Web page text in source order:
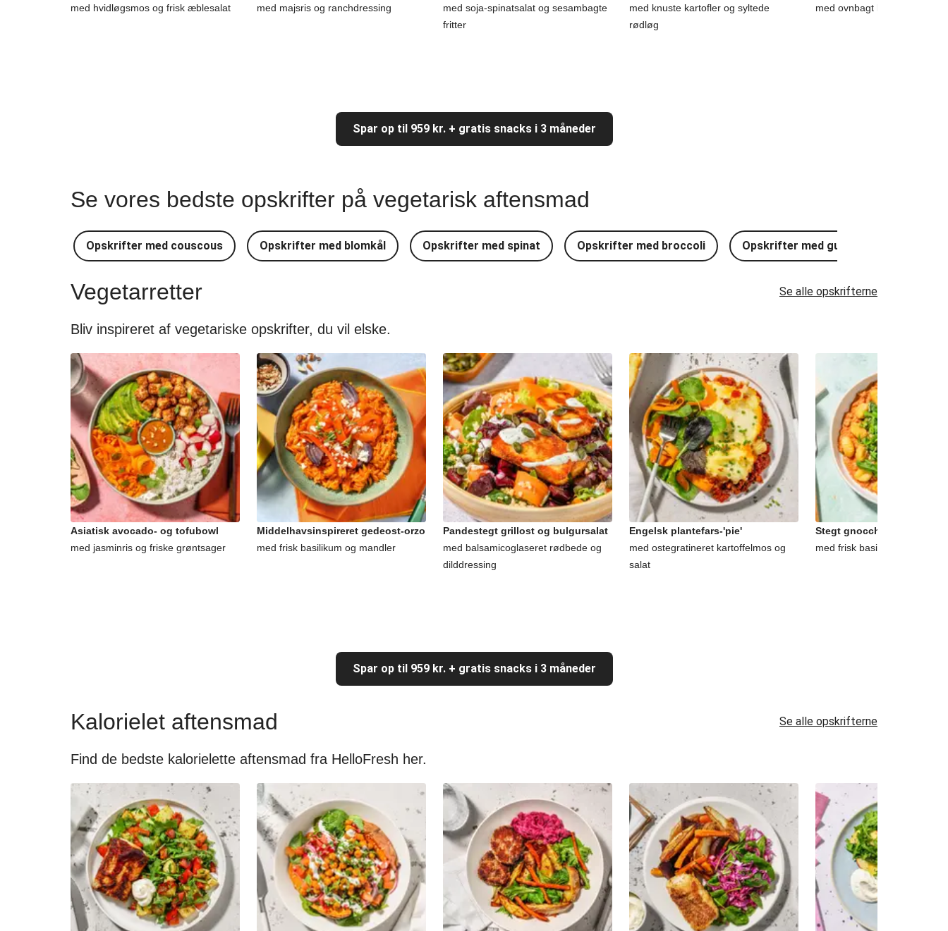
med hvidløgsmos og frisk æblesalat
med majsris og ranchdressing
med soja-spinatsalat og sesambagte
fritter
med knuste kartofler og syltede
rødløg
med ovnbagt broccoli og
Spar op til 959 kr. + gratis snacks i 3 måneder
Se vores bedste opskrifter på vegetarisk aftensmad
Opskrifter med couscous Opskrifter med blomkål Opskrifter med spinat Opskrifter med broccoli Opskrifter med gulerødder
Vegetarretter Se alle opskrifterne
Bliv inspireret af vegetariske opskrifter, du vil elske.
Asiatisk avocado- og tofubowl
med jasminris og friske grøntsager
Middelhavsinspireret gedeost-orzo
med frisk basilikum og mandler
Pandestegt grillost og bulgursalat
med balsamicoglaseret rødbede og
dilddressing
Engelsk plantefars-'pie'
med ostegratineret kartoffelmos og
salat
Stegt gnocchi og
med frisk basilikum og
Spar op til 959 kr. + gratis snacks i 3 måneder
Kalorielet aftensmad Se alle opskrifterne
Find de bedste kalorielette aftensmad fra HelloFresh her.